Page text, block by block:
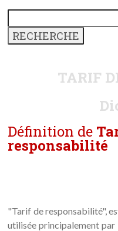
TARIF
Définition de
responsabilité
"Tarif de responsabilité",
utilisée principalement par